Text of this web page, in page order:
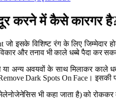
करने में कैसे कारगर है
जो इसके विशिष्ट रंग के लिए
और तनाव भी काले धब्बे पैदा कर
अन्य अवयवों के साथ मिलाकर काले
Dark Spots On Face।
भी कहा जाता है) को